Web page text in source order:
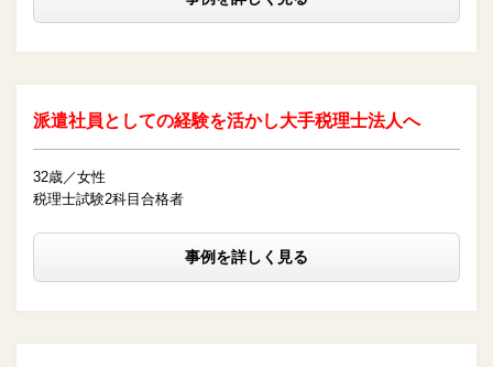
派遣社員としての経験を活かし大手税理士法人へ
32歳／女性
税理士試験2科目合格者
事例を詳しく見る